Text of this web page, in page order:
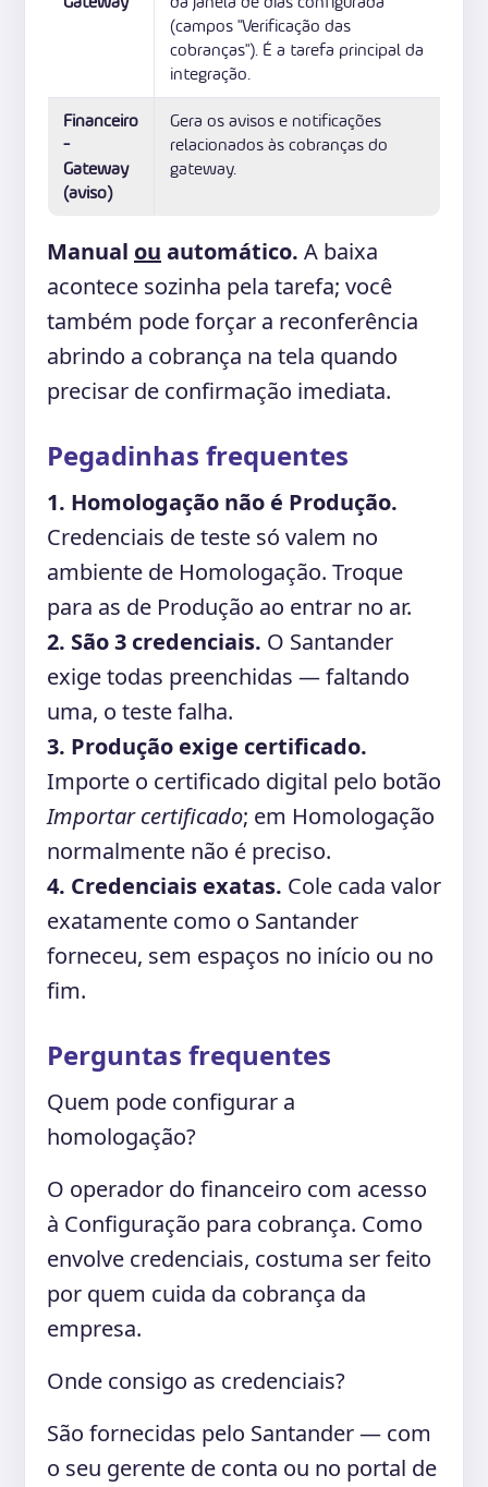
(campos "Verificação das
cobranças"). É a tarefa principal da
integração.
Financeiro
-
Gateway
(aviso)
Gera os avisos e notificações
relacionados às cobranças do
gateway.
Manual ou automático. A baixa
acontece sozinha pela tarefa; você
também pode forçar a reconferência
abrindo a cobrança na tela quando
precisar de confirmação imediata.
Pegadinhas frequentes
1. Homologação não é Produção.
Credenciais de teste só valem no
ambiente de Homologação. Troque
para as de Produção ao entrar no ar.
2. São 3 credenciais. O Santander
exige todas preenchidas — faltando
uma, o teste falha.
3. Produção exige certificado.
Importe o certificado digital pelo botão
Importar certificado; em Homologação
normalmente não é preciso.
4. Credenciais exatas. Cole cada valor
exatamente como o Santander
forneceu, sem espaços no início ou no
fim.
Perguntas frequentes
Quem pode configurar a
homologação?
O operador do financeiro com acesso
à Configuração para cobrança. Como
envolve credenciais, costuma ser feito
por quem cuida da cobrança da
empresa.
Onde consigo as credenciais?
São fornecidas pelo Santander — com
o seu gerente de conta ou no portal de